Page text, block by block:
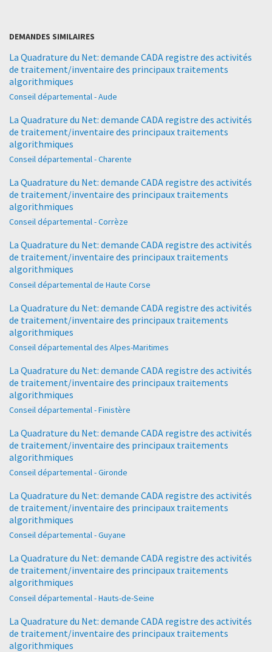
DEMANDES SIMILAIRES
La Quadrature du Net: demande CADA registre des activités
de traitement/inventaire des principaux traitements
algorithmiques
Conseil départemental - Aude
La Quadrature du Net: demande CADA registre des activités
de traitement/inventaire des principaux traitements
algorithmiques
Conseil départemental - Charente
La Quadrature du Net: demande CADA registre des activités
de traitement/inventaire des principaux traitements
algorithmiques
Conseil départemental - Corrèze
La Quadrature du Net: demande CADA registre des activités
de traitement/inventaire des principaux traitements
algorithmiques
Conseil départemental de Haute Corse
La Quadrature du Net: demande CADA registre des activités
de traitement/inventaire des principaux traitements
algorithmiques
Conseil départemental des Alpes-Maritimes
La Quadrature du Net: demande CADA registre des activités
de traitement/inventaire des principaux traitements
algorithmiques
Conseil départemental - Finistère
La Quadrature du Net: demande CADA registre des activités
de traitement/inventaire des principaux traitements
algorithmiques
Conseil départemental - Gironde
La Quadrature du Net: demande CADA registre des activités
de traitement/inventaire des principaux traitements
algorithmiques
Conseil départemental - Guyane
La Quadrature du Net: demande CADA registre des activités
de traitement/inventaire des principaux traitements
algorithmiques
Conseil départemental - Hauts-de-Seine
La Quadrature du Net: demande CADA registre des activités
de traitement/inventaire des principaux traitements
algorithmiques